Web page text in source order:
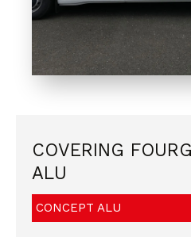
COVERING
ALU
CONCEPT ALU